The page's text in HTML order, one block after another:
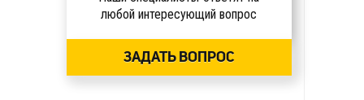
любой интересующий вопрос
ЗАДАТЬ ВОПРОС